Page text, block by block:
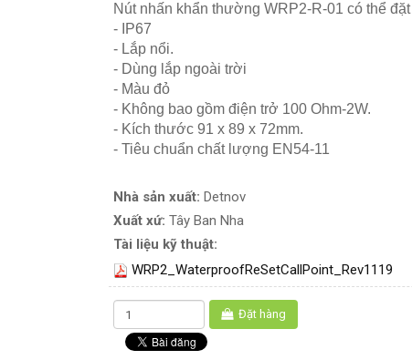
Nút nhấn khẩn thường WRP2-R-01 có thể
- IP67
- Lắp nổi.
- Dùng lắp ngoài trời
- Màu đỏ
- Không bao gồm điện trở 100 Ohm-2W.
- Kích thước 91 x 89 x 72mm.
- Tiêu chuẩn chất lượng EN54-11
Nhà sản xuất: Detnov
Xuất xứ: Tây Ban Nha
Tài liệu kỹ thuật:
WRP2_WaterproofReSetCallPoint_Rev1119
Đặt hàng